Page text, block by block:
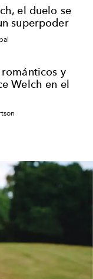
el duelo se
superpoder
y
Welch en el